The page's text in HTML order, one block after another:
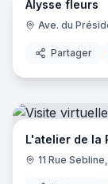
Alysse fleurs
Ave. du
Partager
L'atelier de la
11 Rue